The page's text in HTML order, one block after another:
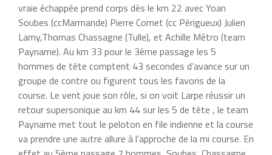
vraie échappée prend corps dès le km 22 avec Yoan
Soubes (ccMarmande) Pierre Comet (cc Périgueux) Julien
Lamy,Thomas Chassagne (Tulle), et Achille Métro (team
Payname). Au km 33 pour le 3ème passage les 5
hommes de tête comptent 43 secondes d’avance sur un
groupe de contre ou figurent tous les favoris de la
course. Le vent joue son rôle, si on voit Larpe réussir un
retour supersonique au km 44 sur les 5 de tête , le team
Payname met tout le peloton en file indienne et la course
va prendre une autre allure à l’approche de la mi course. En